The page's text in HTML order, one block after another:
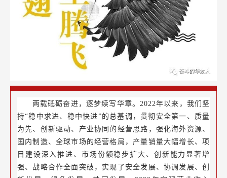
两载砥砺奋进，逐梦续写华章。2022年以来，我们坚
持“稳中求进、稳中快进”的总基调，贯彻安全第一、质量
为先、创新驱动、产业协同的经营思路，强化海外资源、
国内制造、全球市场的经营格局，产量销量大幅增长、项
目建设深入推进、市场份额稳步扩大、创新能力显著增
强、战略合作全面突破，实现了安全发展、协调发展、创